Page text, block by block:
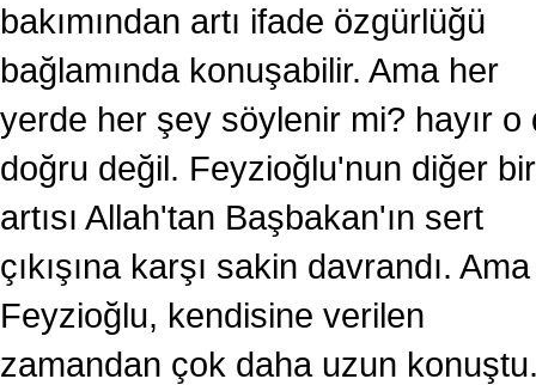
bakımından artı ifade özgürlüğü
bağlamında konuşabilir. Ama her
yerde her şey söylenir mi? hayır o
doğru değil. Feyzioğlu'nun diğer bir
artısı Allah'tan Başbakan'ın sert
çıkışına karşı sakin davrandı. Ama
Feyzioğlu, kendisine verilen
zamandan çok daha uzun